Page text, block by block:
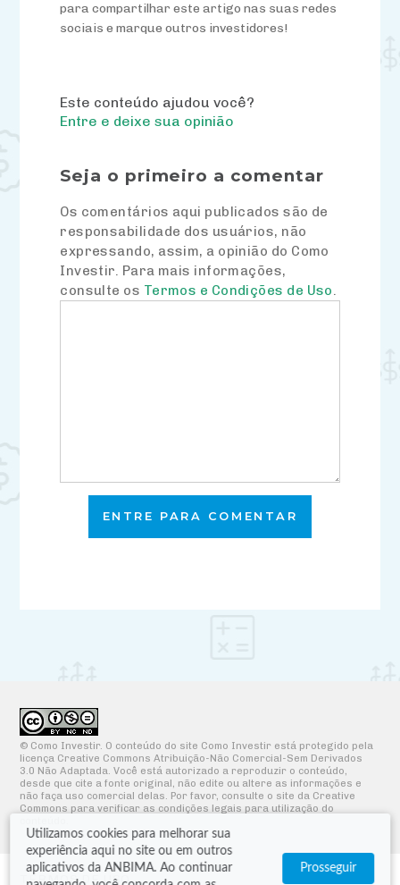
Utilizamos cookies para melhorar sua
experiência aqui no site ou em outros
aplicativos da ANBIMA. Ao continuar
Prosseguir
para compartilhar este artigo nas suas redes
sociais e marque outros investidores!
Este conteúdo ajudou você?
Entre e deixe sua opinião
Seja o primeiro a comentar
Os comentários aqui publicados são de
responsabilidade dos usuários, não
expressando, assim, a opinião do Como
Investir. Para mais informações,
consulte os Termos e Condições de Uso.
ENTRE PARA COMENTAR
© Como Investir. O conteúdo do site Como Investir está protegido pela
licença Creative Commons Atribuição-Não Comercial-Sem Derivados
3.0 Não Adaptada. Você está autorizado a reproduzir o conteúdo,
desde que cite a fonte original, não edite ou altere as informações e
não faça uso comercial delas. Por favor, consulte o site da Creative
Commons para verificar as condições legais para utilização do
TERMOS DE USO